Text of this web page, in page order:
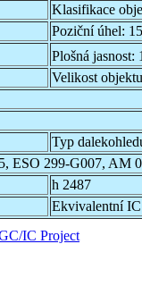
Klasifikace
Poziční úhel:
Plošná jasnost:
Velikost
Typ
ESO 299-G007, AM
h 2487
Ekvivalentní
IC Project